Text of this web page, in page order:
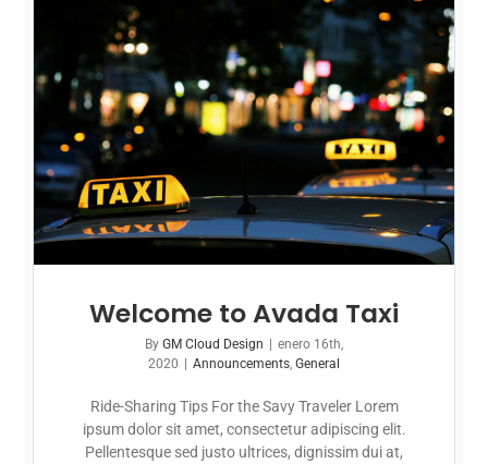
Welcome to Avada Taxi
By GM Cloud Design | enero 16th,
2020 | Announcements General
Ride-Sharing Tips For the Savy Traveler Lorem
ipsum dolor sit amet, consectetur adipiscing elit.
Pellentesque sed justo ultrices, dignissim dui at,